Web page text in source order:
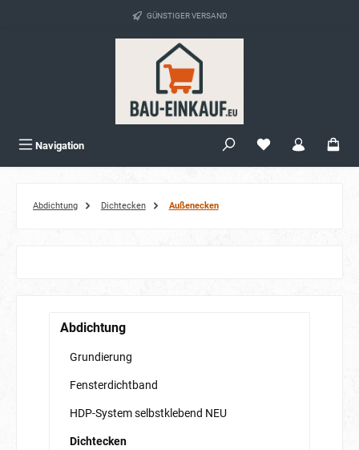
GÜNSTIGER VERSAND
Navigation
Abdichtung Dichtecken Außenecken
Abdichtung
Grundierung
Fensterdichtband
HDP-System selbstklebend NEU
Dichtecken